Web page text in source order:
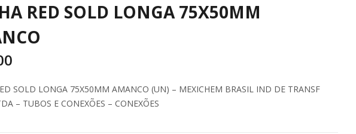
RED SOLD LONGA 75X50MM
SOLD LONGA 75X50MM AMANCO (UN) – MEXICHEM BRASIL IND DE TRANSF
– TUBOS E CONEXÕES – CONEXÕES